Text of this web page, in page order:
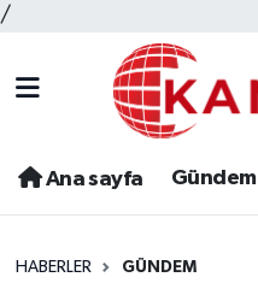
/
Ana sayfa Gündem
HABERLER GÜNDEM